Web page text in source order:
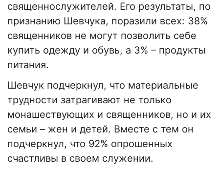
священнослужителей. Его результаты, по
признанию Шевчука, поразили всех: 38%
священников не могут позволить себе
купить одежду и обувь, а 3% – продукты
питания.
Шевчук подчеркнул, что материальные
трудности затрагивают не только
монашествующих и священников, но и их
семьи – жен и детей. Вместе с тем он
подчеркнул, что 92% опрошенных
счастливы в своем служении.